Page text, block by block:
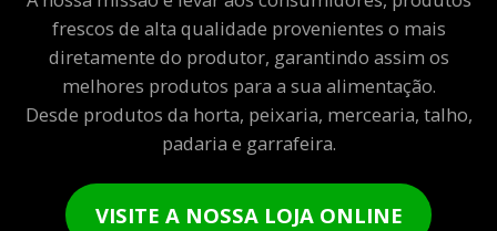
frescos de alta qualidade provenientes o mais
diretamente do produtor, garantindo assim os
melhores produtos para a sua alimentação.
Desde produtos da horta, peixaria, mercearia, talho,
padaria e garrafeira.
VISITE A NOSSA LOJA ONLINE